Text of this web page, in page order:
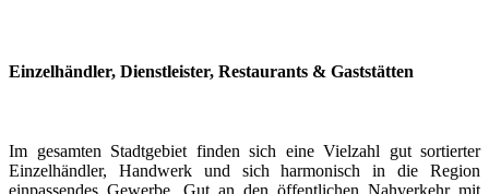
Einzelhändler, Dienstleister, Restaurants & Gaststätten
Im gesamten Stadtgebiet finden sich eine Vielzahl gut sortierter
Einzelhändler, Handwerk und sich harmonisch in die Region